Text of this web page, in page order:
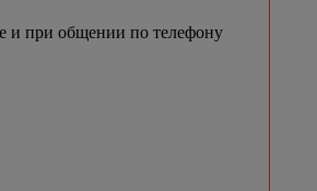
и при общении по телефону